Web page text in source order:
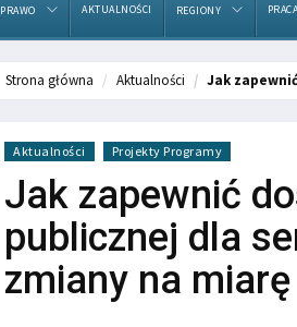
PRAWO AKTUALNOŚCI REGIONY PRACA
Strona główna Aktualności Jak
Aktualności Projekty Programy
Jak zapewnić
publicznej dla
zmiany na